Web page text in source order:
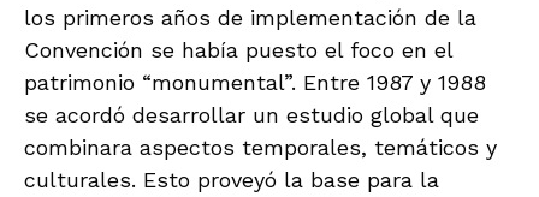
los primeros años de implementación de la
Convención se había puesto el foco en el
patrimonio “monumental”. Entre 1987 y 1988
se acordó desarrollar un estudio global que
combinara aspectos temporales, temáticos y
culturales. Esto proveyó la base para la